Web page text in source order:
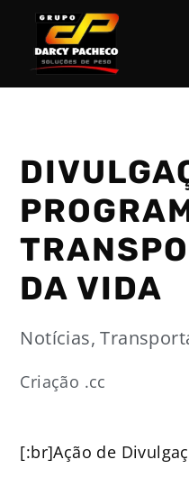
DA VIDA
Notícias,
Criação .cc
[:br]Ação de